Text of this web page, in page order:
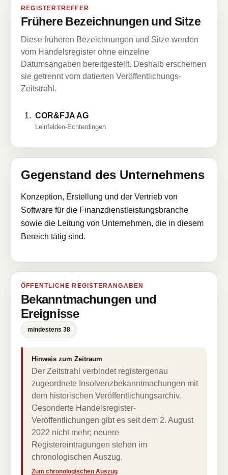
REGISTERTREFFER
Frühere Bezeichnungen und Sitze
Diese früheren Bezeichnungen und Sitze werden
vom Handelsregister ohne einzelne
Datumsangaben bereitgestellt. Deshalb erscheinen
sie getrennt vom datierten Veröffentlichungs-
Zeitstrahl.
COR&FJA AG
Leinfelden-Echterdingen
Gegenstand des Unternehmens
Konzeption, Erstellung und der Vertrieb von
Software für die Finanzdienstleistungsbranche
sowie die Leitung von Unternehmen, die in diesem
Bereich tätig sind.
ÖFFENTLICHE REGISTERANGABEN
Bekanntmachungen und
Ereignisse
mindestens 38
Hinweis zum Zeitraum
Der Zeitstrahl verbindet registergenau
zugeordnete Insolvenzbekanntmachungen mit
dem historischen Veröffentlichungsarchiv.
Gesonderte Handelsregister-
Veröffentlichungen gibt es seit dem 2. August
2022 nicht mehr; neuere
Registereintragungen stehen im
chronologischen Auszug.
Zum chronologischen Auszug